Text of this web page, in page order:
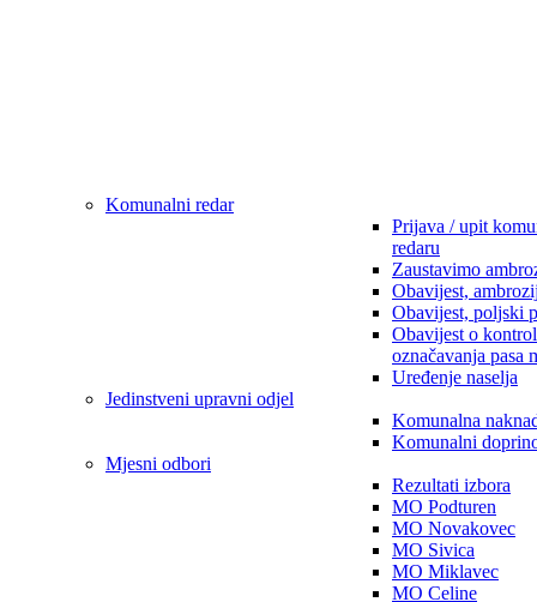
Komunalni redar
Prijava / upit
redaru
Zaustavimo
Obavijest,
Obavijest, poljski
Obavijest o
označavanja pasa
Uređenje naselja
Jedinstveni upravni odjel
Komunalna
Komunalni
Mjesni odbori
Rezultati izbora
MO Podturen
MO Novakovec
MO Sivica
MO Miklavec
MO Celine